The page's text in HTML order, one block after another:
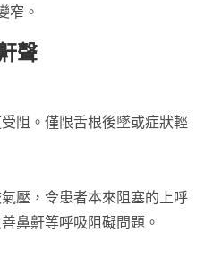
窄。
聲
阻。僅限舌根後墜或症狀輕
壓，令患者本來阻塞的上呼
鼻鼾等呼吸阻礙問題。